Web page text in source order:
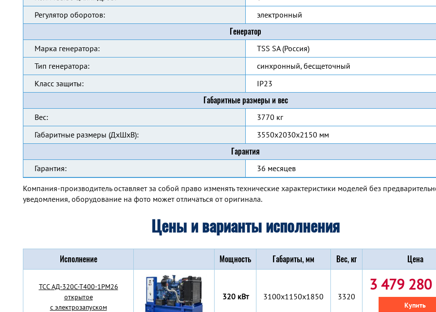
Регулятор оборотов:
электронный
Генератор
Марка генератора:
TSS SA (Россия)
Тип генератора:
синхронный, бесщеточный
Класс защиты:
IP23
Габаритные размеры и вес
Вес:
3770 кг
Габаритные размеры (ДхШхВ):
3550x2030x2150 мм
Гарантия
Гарантия: 36 месяцев
Компания-производитель оставляет за собой право изменять технические характеристики моделей без
уведомления, оборудование на фото может отличаться от оригинала.
Цены и варианты исполнения
Исполнение Мощность Габариты, мм Вес, кг Цена
TCC АД-320С-Т400-1РМ26
открытое
с электрозапуском
320 кВт 3100x1150x1850 3320
3 479 280
Купить